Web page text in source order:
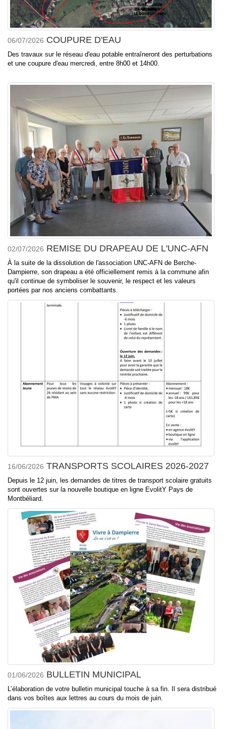
06/07/2026 COUPURE D'EAU
Des travaux sur le réseau d'eau potable entraîneront des perturbations
et une coupure d'eau mercredi, entre 8h00 et 14h00.
02/07/2026 REMISE DU DRAPEAU DE L'UNC-AFN
À la suite de la dissolution de l'association UNC-AFN de Berche-
Dampierre, son drapeau a été officiellement remis à la commune afin
qu'il continue de symboliser le souvenir, le respect et les valeurs
portées par nos anciens combattants.
16/06/2026 TRANSPORTS SCOLAIRES 2026-2027
Depuis le 12 juin, les demandes de titres de transport scolaire gratuits
sont ouvertes sur la nouvelle boutique en ligne EvolitY Pays de
Montbéliard.
01/06/2026 BULLETIN MUNICIPAL
L’élaboration de votre bulletin municipal touche à sa fin. Il sera distribué
dans vos boîtes aux lettres au cours du mois de juin.